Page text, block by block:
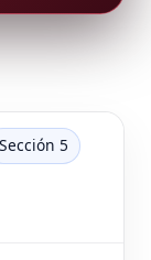
Sección 5